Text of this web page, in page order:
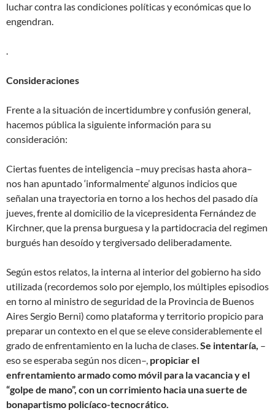
luchar contra las condiciones políticas y económicas que lo
engendran.
.
Consideraciones
Frente a la situación de incertidumbre y confusión general,
hacemos pública la siguiente información para su
consideración:
Ciertas fuentes de inteligencia –muy precisas hasta ahora–
nos han apuntado ‘informalmente’ algunos indicios que
señalan una trayectoria en torno a los hechos del pasado día
jueves, frente al domicilio de la vicepresidenta Fernández de
Kirchner, que la prensa burguesa y la partidocracia del regimen
burgués han desoído y tergiversado deliberadamente.
Según estos relatos, la interna al interior del gobierno ha sido
utilizada (recordemos solo por ejemplo, los múltiples episodios
en torno al ministro de seguridad de la Provincia de Buenos
Aires Sergio Berni) como plataforma y territorio propicio para
preparar un contexto en el que se eleve considerablemente el
grado de enfrentamiento en la lucha de clases.Se intentaría, –
eso se esperaba según nos dicen–, propiciar el
enfrentamiento armado como móvil para la vacancia y el
“golpe de mano”, con un corrimiento hacia una suerte de
bonapartismo policíaco-tecnocrático.